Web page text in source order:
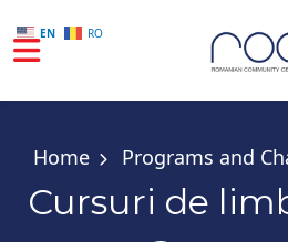
EN RO
Home
Programs and
Cursuri de